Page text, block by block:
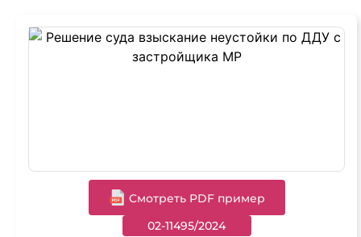
Cмотреть PDF пример
02-11495/2024